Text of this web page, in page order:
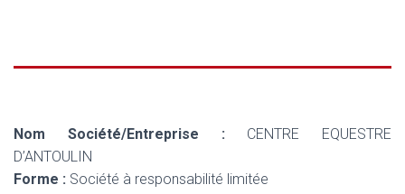
Nom Société/Entreprise : CENTRE EQUESTRE
D’ANTOULIN
Forme : Société à responsabilité limitée